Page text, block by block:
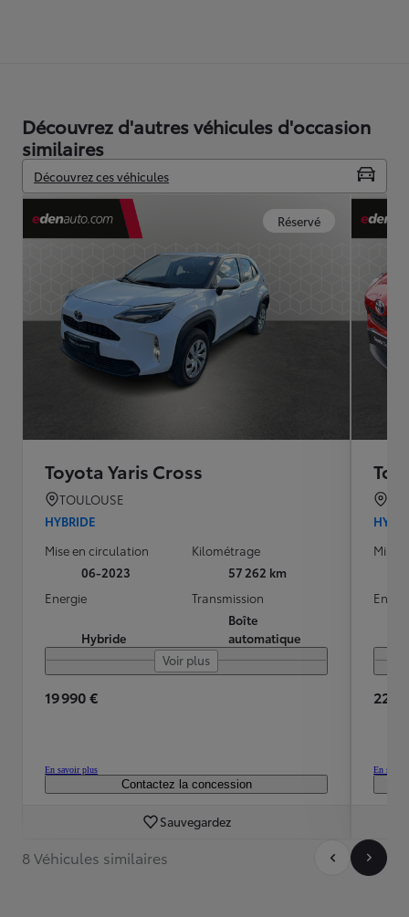
Découvrez d'autres véhicules d'occasion
similaires
Découvrez ces véhicules
Réservé
Toyota Yaris Cross
TOULOUSE
HYBRIDE
Mise en circulation
06-2023
Kilométrage
57 262 km
Energie
Hybride
Transmission
Boîte
automatique
Voir plus
19 990 €
En savoir plus
Contactez la concession
Sauvegardez
Mise
22
En
8 Véhicules similaires